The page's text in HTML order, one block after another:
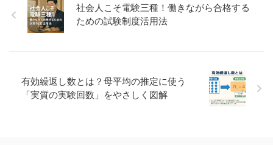
社会人こそ電験三種！働きながら合格する
ための試験制度活用法
有効繰返し数とは？母平均の推定に使う
「実質の実験回数」をやさしく図解